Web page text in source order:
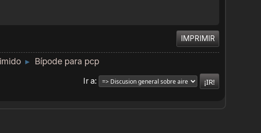
IMPRIMIR
► Bípode para pcp
Ir a